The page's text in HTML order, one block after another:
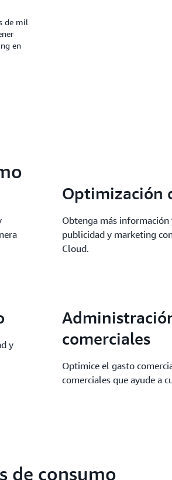
de mil
en
Optimización
Obtenga más
publicidad y marketing
Cloud.
y
comerciales
Optimice el gasto
comerciales que ayude a
de consumo